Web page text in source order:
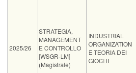
2025/26
STRATEGIA,
MANAGEMENT
E CONTROLLO
[WSGR-LM]
(Magistrale)
INDUSTRIAL
ORGANIZATION
E TEORIA DEI
GIOCHI